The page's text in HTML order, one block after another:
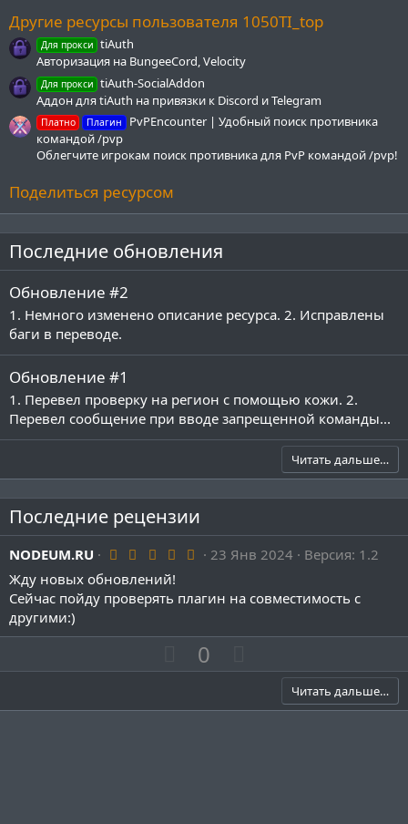
Другие ресурсы пользователя 1050TI_top
Для прокси tiAuth
Авторизация на BungeeCord, Velocity
Для прокси tiAuth-SocialAddon
Аддон для tiAuth на привязки к Discord и Telegram
Платно Плагин
PvPEncounter | Удобный поиск противника
командой /pvp
Облегчите игрокам поиск противника для PvP командой /pvp!
Поделиться ресурсом
Последние обновления
Обновление #2
1. Немного изменено описание ресурса. 2. Исправлены
баги в переводе.
Обновление #1
1. Перевел проверку на регион с помощью кожи. 2.
Перевел сообщение при вводе запрещенной команды...
Читать дальше…
Последние рецензии
NODEUM.RU 5
0
з
ё
з
д
23 Янв 2024
Версия: 1.2
Жду новых обновлений!
Cейчас пойду проверять плагин на совместимость с
другими:)
П
о
и
0
е
а
Читать дальше…